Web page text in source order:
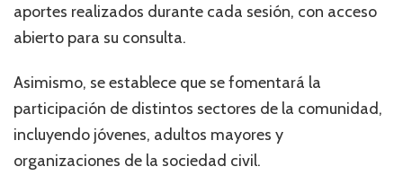
aportes realizados durante cada sesión, con acceso
abierto para su consulta.
Asimismo, se establece que se fomentará la
participación de distintos sectores de la comunidad,
incluyendo jóvenes, adultos mayores y
organizaciones de la sociedad civil.